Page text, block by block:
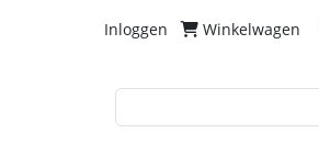
Inloggen Winkelwagen